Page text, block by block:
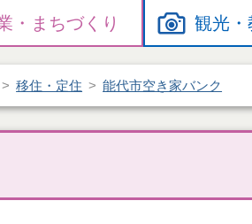
・ まちづくり 観光・
移住・定住 能代市空き家バンク